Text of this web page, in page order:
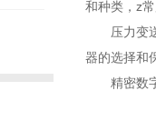
和种类，z
压力变
器的选择和
精密数